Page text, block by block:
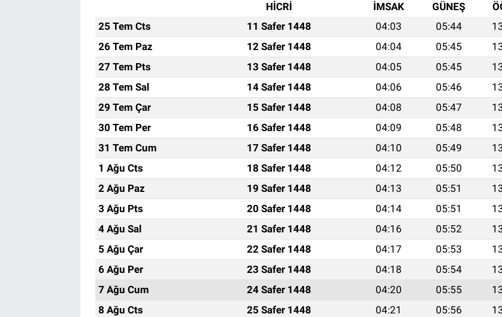
HİCRİ İMSAK GÜNEŞ
25 Tem Cts
11 Safer 1448 04:03 05:44
26 Tem Paz
12 Safer 1448 04:04 05:45
27 Tem Pts
13 Safer 1448 04:05 05:45
28 Tem Sal
14 Safer 1448 04:06 05:46
29 Tem Çar
15 Safer 1448 04:08 05:47
30 Tem Per
16 Safer 1448 04:09 05:48
31 Tem Cum
17 Safer 1448 04:10 05:49
1 Ağu Cts
18 Safer 1448 04:12 05:50
2 Ağu Paz
19 Safer 1448 04:13 05:51
3 Ağu Pts
20 Safer 1448 04:14 05:51
4 Ağu Sal
21 Safer 1448 04:16 05:52
5 Ağu Çar
22 Safer 1448 04:17 05:53
6 Ağu Per
23 Safer 1448 04:18 05:54
7 Ağu Cum
24 Safer 1448 04:20 05:55
8 Ağu Cts
25 Safer 1448 04:21 05:56